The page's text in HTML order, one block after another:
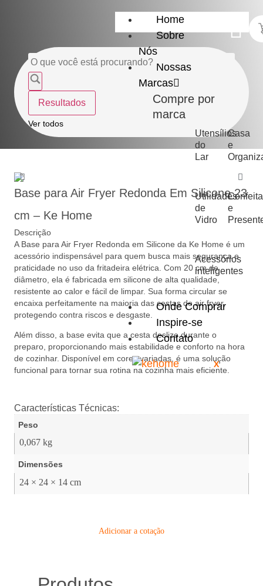
Home
Sobre
Nós
Nossas
Marcas
Compre por
marca
Utensílios
do
Lar
Casa
e
Utilidades
de
Vidro
e
Acessórios
inteligentes
Onde Comprar
Inspire-se
Contato
X
Resultados
Ver todos
Base para Air Fryer Redonda Em Silicone 23
cm – Ke Home
Descrição
A Base para Air Fryer Redonda em Silicone da Ke Home é um
acessório indispensável para quem busca mais segurança e
praticidade no uso da fritadeira elétrica. Com 20 cm de
diâmetro, ela é fabricada em silicone de alta qualidade,
resistente ao calor e fácil de limpar. Sua forma circular se
encaixa perfeitamente na maioria das cestas de air fryer,
protegendo contra riscos e desgaste.
Além disso, a base evita que a cesta deslize durante o
preparo, proporcionando mais estabilidade e conforto na hora
de cozinhar. Disponível em cores variadas, é uma solução
funcional para tornar sua rotina na cozinha mais eficiente.
Características Técnicas:
Peso
0,067 kg
Dimensões
24 × 24 × 14 cm
Adicionar a cotação